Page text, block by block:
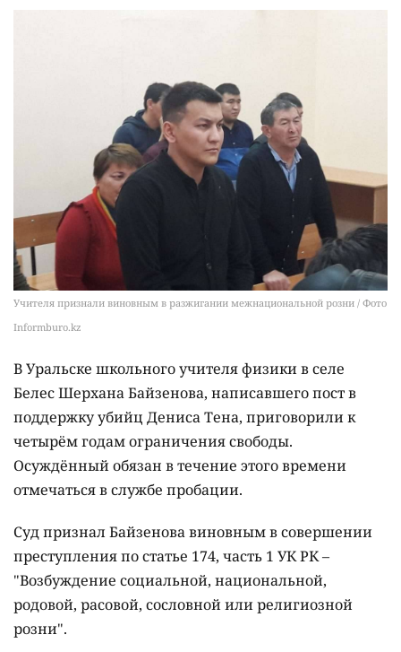
Учителя признали виновным в разжигании межнациональной розни / Фото
Informburo.kz
В Уральске школьного учителя физики в селе
Белес Шерхана Байзенова, написавшего пост в
поддержку убийц Дениса Тена, приговорили к
четырём годам ограничения свободы.
Осуждённый обязан в течение этого времени
отмечаться в службе пробации.
Суд признал Байзенова виновным в совершении
преступления по статье 174, часть 1 УК РК –
"Возбуждение социальной, национальной,
родовой, расовой, сословной или религиозной
розни".